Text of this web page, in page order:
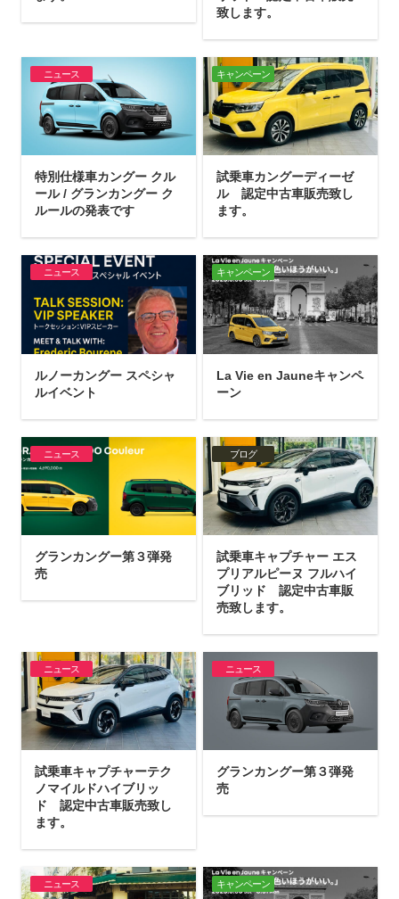
致します。
ニュース
特別仕様車カングー クル
ール / グランカングー ク
ルールの発表です
キャンペーン
試乗車カングーディーゼ
ル 認定中古車販売致し
ます。
ニュース
ルノーカングー スペシャ
ルイベント
キャンペーン
La Vie en Jauneキャンペ
ーン
ニュース
グランカングー第３弾発
売
ブログ
試乗車キャプチャー エス
プリアルピーヌ フルハイ
ブリッド 認定中古車販
売致します。
ニュース
試乗車キャプチャーテク
ノマイルドハイブリッ
ド 認定中古車販売致し
ます。
ニュース
グランカングー第３弾発
売
ニュース キャンペーン